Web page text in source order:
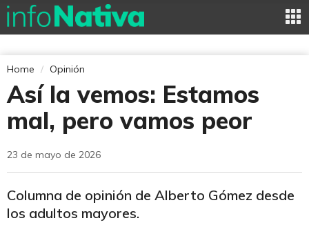
Home Opinión
Así la vemos: Estamos
mal, pero vamos peor
23 de mayo de 2026
Columna de opinión de Alberto Gómez desde
los adultos mayores.